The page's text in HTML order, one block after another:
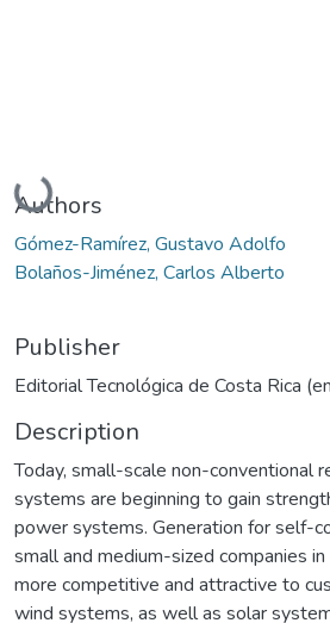
Loading...
Authors
Gómez-Ramírez, Gustavo Adolfo
Bolaños-Jiménez, Carlos Alberto
Publisher
Editorial Tecnológica de Costa Rica
Description
Today, small-scale non-conventional
systems are beginning to gain
power systems. Generation for self-
small and medium-sized companies
more competitive and attractive to
wind systems, as well as solar